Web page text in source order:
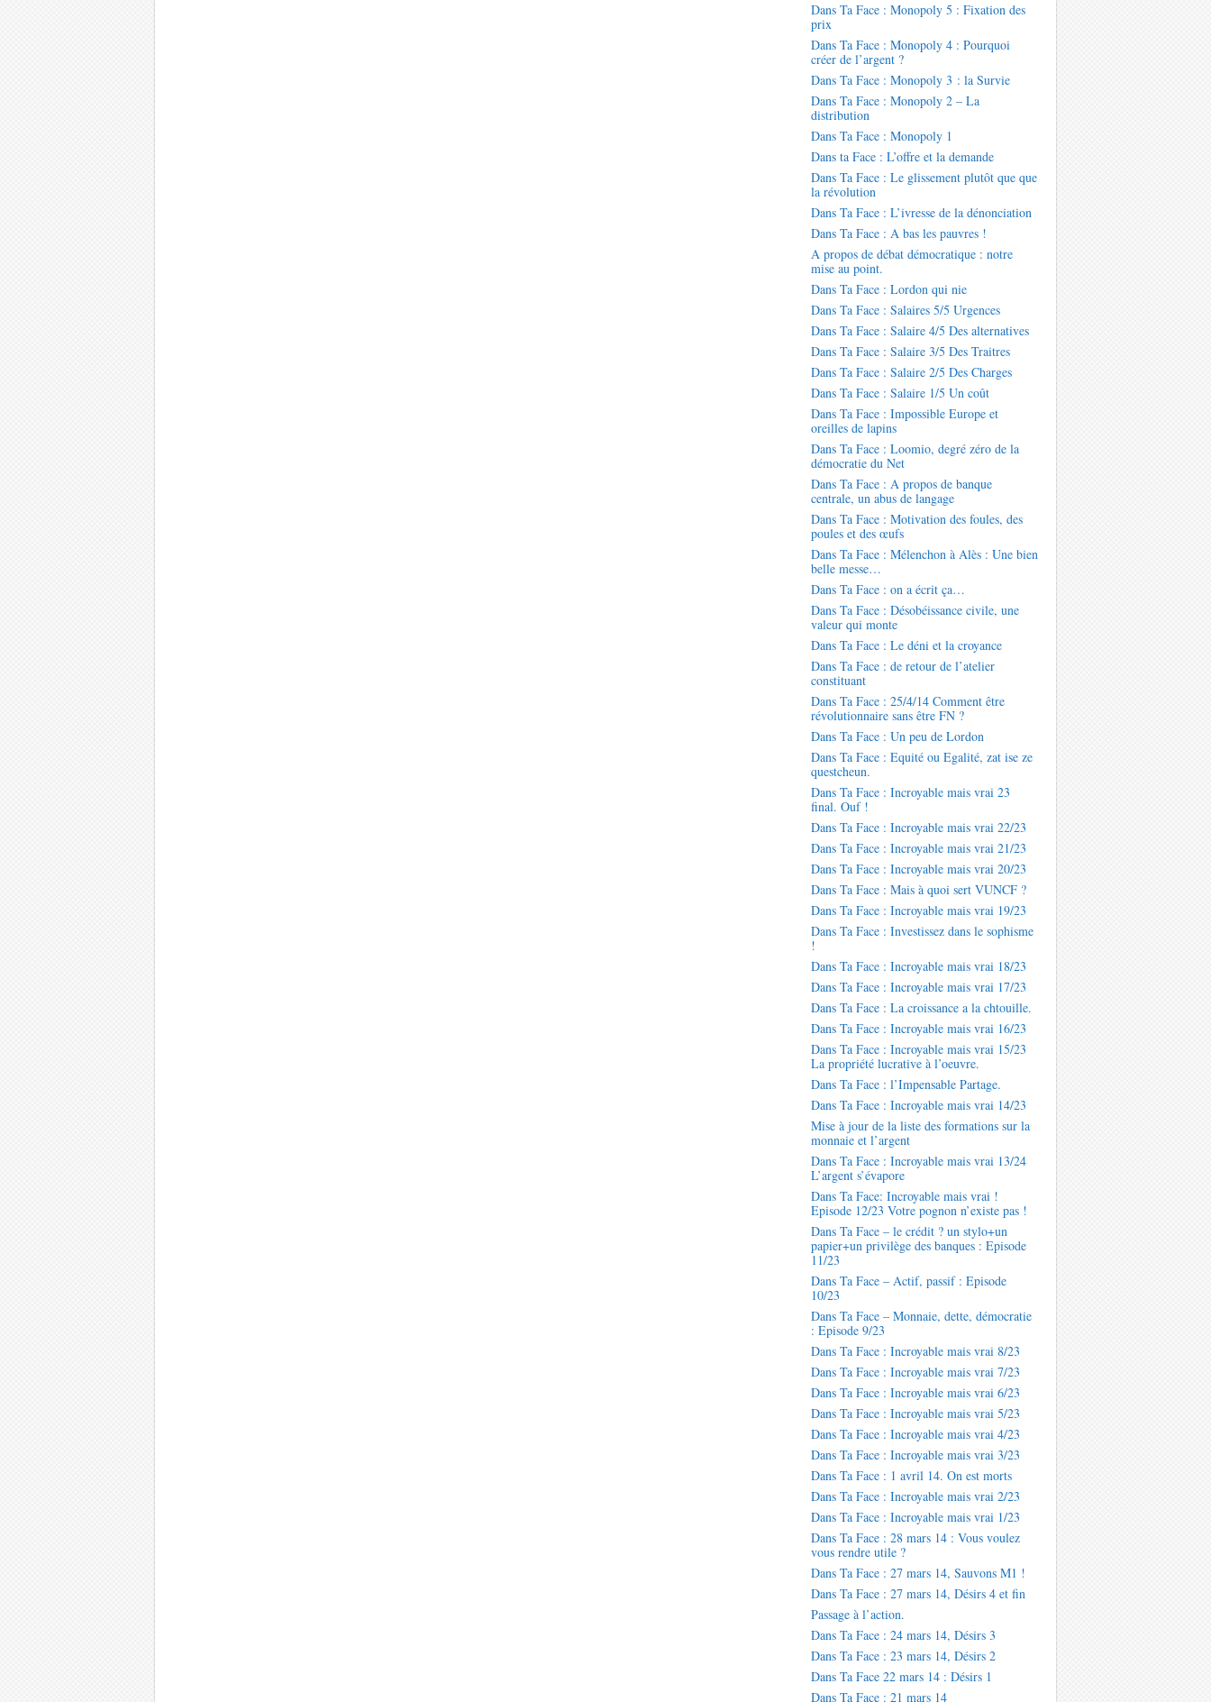
Dans Ta Face : Monopoly 5 : Fixation des
prix
Dans Ta Face : Monopoly 4 : Pourquoi
créer de l’argent ?
Dans Ta Face : Monopoly 3 : la Survie
Dans Ta Face : Monopoly 2 – La
distribution
Dans Ta Face : Monopoly 1
Dans ta Face : L’offre et la demande
Dans Ta Face : Le glissement plutôt que que
la révolution
Dans Ta Face : L’ivresse de la dénonciation
Dans Ta Face : A bas les pauvres !
A propos de débat démocratique : notre
mise au point.
Dans Ta Face : Lordon qui nie
Dans Ta Face : Salaires 5/5 Urgences
Dans Ta Face : Salaire 4/5 Des alternatives
Dans Ta Face : Salaire 3/5 Des Traitres
Dans Ta Face : Salaire 2/5 Des Charges
Dans Ta Face : Salaire 1/5 Un coût
Dans Ta Face : Impossible Europe et
oreilles de lapins
Dans Ta Face : Loomio, degré zéro de la
démocratie du Net
Dans Ta Face : A propos de banque
centrale, un abus de langage
Dans Ta Face : Motivation des foules, des
poules et des œufs
Dans Ta Face : Mélenchon à Alès : Une bien
belle messe…
Dans Ta Face : on a écrit ça…
Dans Ta Face : Désobéissance civile, une
valeur qui monte
Dans Ta Face : Le déni et la croyance
Dans Ta Face : de retour de l’atelier
constituant
Dans Ta Face : 25/4/14 Comment être
révolutionnaire sans être FN ?
Dans Ta Face : Un peu de Lordon
Dans Ta Face : Equité ou Egalité, zat ise ze
questcheun.
Dans Ta Face : Incroyable mais vrai 23
final. Ouf !
Dans Ta Face : Incroyable mais vrai 22/23
Dans Ta Face : Incroyable mais vrai 21/23
Dans Ta Face : Incroyable mais vrai 20/23
Dans Ta Face : Mais à quoi sert VUNCF ?
Dans Ta Face : Incroyable mais vrai 19/23
Dans Ta Face : Investissez dans le sophisme
!
Dans Ta Face : Incroyable mais vrai 18/23
Dans Ta Face : Incroyable mais vrai 17/23
Dans Ta Face : La croissance a la chtouille.
Dans Ta Face : Incroyable mais vrai 16/23
Dans Ta Face : Incroyable mais vrai 15/23
La propriété lucrative à l’oeuvre.
Dans Ta Face : l’Impensable Partage.
Dans Ta Face : Incroyable mais vrai 14/23
Mise à jour de la liste des formations sur la
monnaie et l’argent
Dans Ta Face : Incroyable mais vrai 13/24
L’argent s’évapore
Dans Ta Face: Incroyable mais vrai !
Episode 12/23 Votre pognon n’existe pas !
Dans Ta Face – le crédit ? un stylo+un
papier+un privilège des banques : Episode
11/23
Dans Ta Face – Actif, passif : Episode
10/23
Dans Ta Face – Monnaie, dette, démocratie
: Episode 9/23
Dans Ta Face : Incroyable mais vrai 8/23
Dans Ta Face : Incroyable mais vrai 7/23
Dans Ta Face : Incroyable mais vrai 6/23
Dans Ta Face : Incroyable mais vrai 5/23
Dans Ta Face : Incroyable mais vrai 4/23
Dans Ta Face : Incroyable mais vrai 3/23
Dans Ta Face : 1 avril 14. On est morts
Dans Ta Face : Incroyable mais vrai 2/23
Dans Ta Face : Incroyable mais vrai 1/23
Dans Ta Face : 28 mars 14 : Vous voulez
vous rendre utile ?
Dans Ta Face : 27 mars 14, Sauvons M1 !
Dans Ta Face : 27 mars 14, Désirs 4 et fin
Passage à l’action.
Dans Ta Face : 24 mars 14, Désirs 3
Dans Ta Face : 23 mars 14, Désirs 2
Dans Ta Face 22 mars 14 : Désirs 1
Dans Ta Face : 21 mars 14